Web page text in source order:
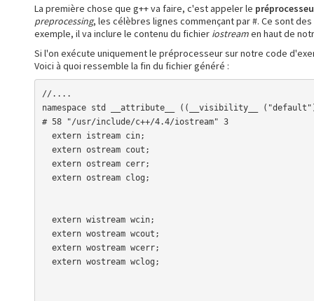
La première chose que g++ va faire, c'est appeler le
preprocessing, les célèbres lignes commençant par #. Ce sont
exemple, il va inclure le contenu du fichier iostreamen haut de
Si l'on exécute uniquement le préprocesseur sur notre code
Voici à quoi ressemble la fin du fichier généré :
//....
namespace std __attribute__ ((__visibility__
# 58 "/usr/include/c++/4.4/iostream" 3